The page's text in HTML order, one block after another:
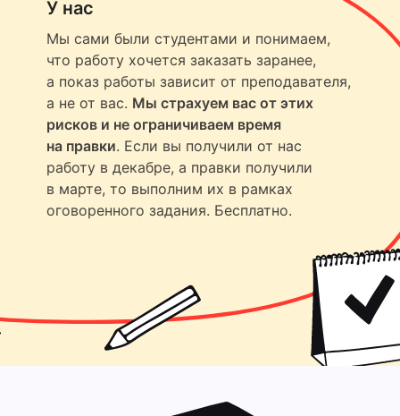
У нас
Мы сами были студентами и понимаем,
что работу хочется заказать заранее,
а показ работы зависит от преподавателя,
а не от вас. Мы страхуем вас от этих
рисков и не ограничиваем время
на правки. Если вы получили от нас
работу в декабре, а правки получили
в марте, то выполним их в рамках
оговоренного задания. Бесплатно.